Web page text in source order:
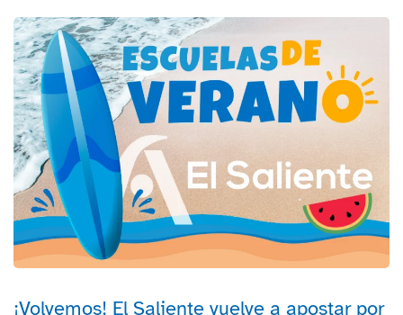
¡Volvemos! El Saliente vuelve a apostar por